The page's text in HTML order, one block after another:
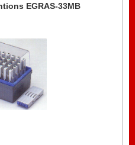
EGRAS-33MB